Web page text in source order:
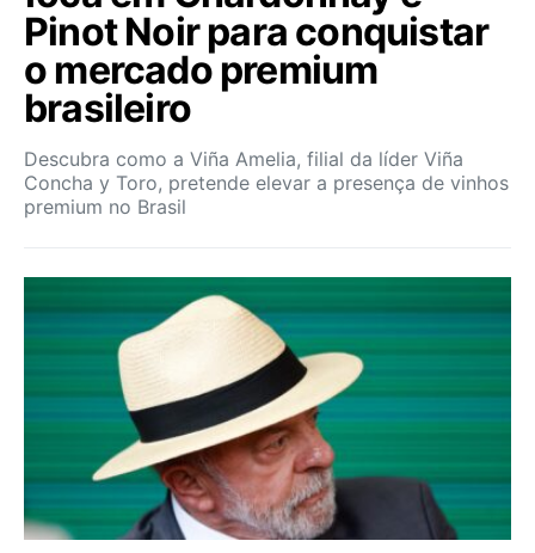
Pinot Noir para conquistar
o mercado premium
brasileiro
Descubra como a Viña Amelia, filial da líder Viña
Concha y Toro, pretende elevar a presença de vinhos
premium no Brasil